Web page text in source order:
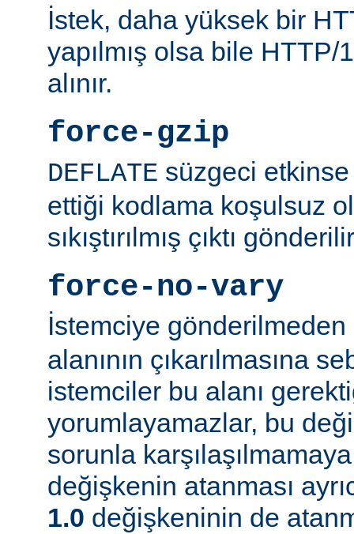
İstek, daha yüksek bir
yapılmış olsa bile
alınır.
force-gzip
DEFLATE süzgeci etkinse
ettiği kodlama koşulsuz
sıkıştırılmış çıktı
force-no-vary
İstemciye
alanının çıkarılmasına
istemciler bu alanı
yorumlayamazlar, bu
sorunla karşılaşılmamaya
değişkenin atanması
1.0 değişkeninin de